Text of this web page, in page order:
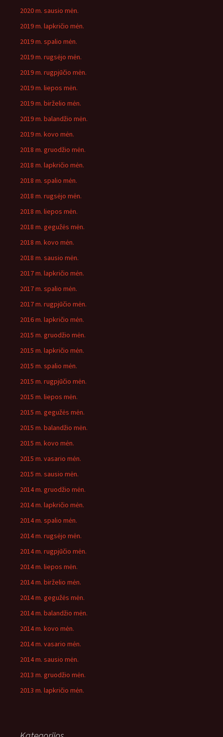
2020 m. sausio mėn.
2019 m. lapkričio mėn.
2019 m. spalio mėn.
2019 m. rugsėjo mėn.
2019 m. rugpjūčio mėn.
2019 m. liepos mėn.
2019 m. birželio mėn.
2019 m. balandžio mėn.
2019 m. kovo mėn.
2018 m. gruodžio mėn.
2018 m. lapkričio mėn.
2018 m. spalio mėn.
2018 m. rugsėjo mėn.
2018 m. liepos mėn.
2018 m. gegužės mėn.
2018 m. kovo mėn.
2018 m. sausio mėn.
2017 m. lapkričio mėn.
2017 m. spalio mėn.
2017 m. rugpjūčio mėn.
2016 m. lapkričio mėn.
2015 m. gruodžio mėn.
2015 m. lapkričio mėn.
2015 m. spalio mėn.
2015 m. rugpjūčio mėn.
2015 m. liepos mėn.
2015 m. gegužės mėn.
2015 m. balandžio mėn.
2015 m. kovo mėn.
2015 m. vasario mėn.
2015 m. sausio mėn.
2014 m. gruodžio mėn.
2014 m. lapkričio mėn.
2014 m. spalio mėn.
2014 m. rugsėjo mėn.
2014 m. rugpjūčio mėn.
2014 m. liepos mėn.
2014 m. birželio mėn.
2014 m. gegužės mėn.
2014 m. balandžio mėn.
2014 m. kovo mėn.
2014 m. vasario mėn.
2014 m. sausio mėn.
2013 m. gruodžio mėn.
2013 m. lapkričio mėn.